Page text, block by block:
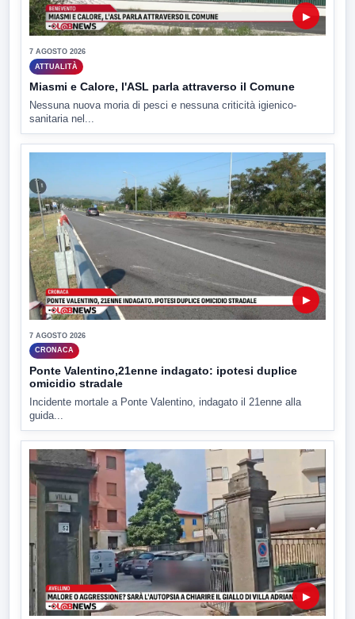
▶
7 AGOSTO 2026
ATTUALITÀ
Miasmi e Calore, l'ASL parla attraverso il Comune
Nessuna nuova moria di pesci e nessuna criticità igienico-
sanitaria nel...
▶
7 AGOSTO 2026
CRONACA
Ponte Valentino,21enne indagato: ipotesi duplice
omicidio stradale
Incidente mortale a Ponte Valentino, indagato il 21enne alla
guida...
▶